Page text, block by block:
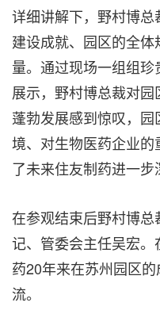
详细讲解下，野村博总
建设成就、园区的全
量。通过现场一组组
展示，野村博总裁对
蓬勃发展感到惊叹，
境、对生物医药企业
了未来住友制药进一步
在参观结束后野村博
记、管委会主任吴宏
药20年来在苏州园区
流。